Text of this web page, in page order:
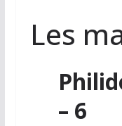
Les
– 6